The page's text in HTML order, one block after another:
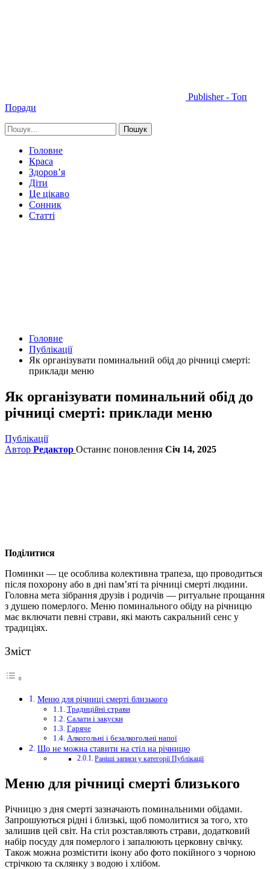
Publisher - Топ
Поради
Головне
Краса
Здоров’я
Діти
Це цікаво
Сонник
Статті
Головне
Публікації
Як організувати поминальний обід до річниці смерті:
приклади меню
Як організувати поминальний обід до
річниці смерті: приклади меню
Публікації
Автор Редактор Останнє поновлення Січ 14, 2025
Поділитися
Поминки — це особлива колективна трапеза, що проводиться
після похорону або в дні пам’яті та річниці смерті людини.
Головна мета зібрання друзів і родичів — ритуальне прощання
з душею померлого. Меню поминального обіду на річницю
має включати певні страви, які мають сакральний сенс у
традиціях.
Зміст
Меню для річниці смерті близького
Традиційні страви
Салати і закуски
Гаряче
Алкогольні і безалкогольні напої
Що не можна ставити на стіл на річницю
Раніші записи у категорії Публікації
Меню для річниці смерті близького
Річницю з дня смерті зазначають поминальними обідами.
Запрошуються рідні і близькі, щоб помолитися за того, хто
залишив цей світ. На стіл розставляють страви, додатковий
набір посуду для померлого і запалюють церковну свічку.
Також можна розмістити ікону або фото покійного з чорною
стрічкою та склянку з водою і хлібом.